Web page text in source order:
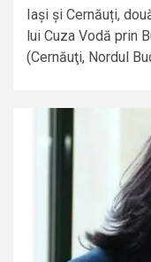
Iași și Cernăuți,
lui Cuza Vodă prin
(Cernăuţi, Nordul